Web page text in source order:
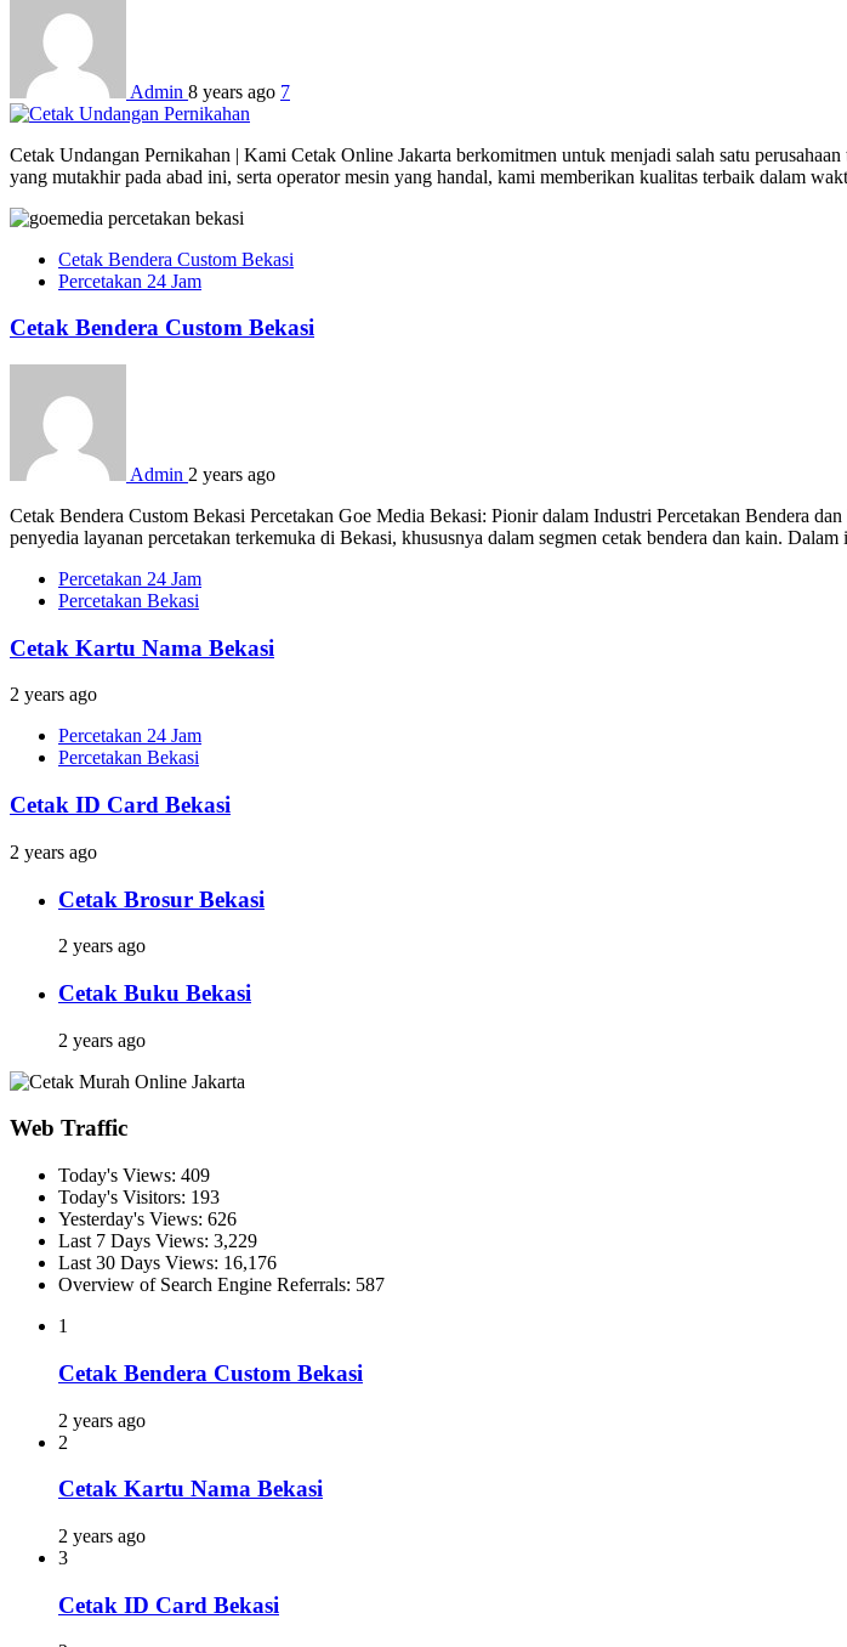
Admin 8 years ago 7
Cetak Undangan Pernikahan | Kami Cetak Online Jakarta berkomitmen untuk menjadi salah satu
yang mutakhir pada abad ini, serta operator mesin yang handal, kami memberikan kualitas terbaik dalam
Cetak Bendera Custom Bekasi
Percetakan 24 Jam
Cetak Bendera Custom Bekasi
Admin 2 years ago
Cetak Bendera Custom Bekasi Percetakan Goe Media Bekasi: Pionir dalam Industri Percetakan Bendera
penyedia layanan percetakan terkemuka di Bekasi, khususnya dalam segmen cetak bendera dan kain.
Percetakan 24 Jam
Percetakan Bekasi
Cetak Kartu Nama Bekasi
2 years ago
Percetakan 24 Jam
Percetakan Bekasi
Cetak ID Card Bekasi
2 years ago
Cetak Brosur Bekasi
2 years ago
Cetak Buku Bekasi
2 years ago
Web Traffic
Today's Views: 409
Today's Visitors: 193
Yesterday's Views: 626
Last 7 Days Views: 3,229
Last 30 Days Views: 16,176
Overview of Search Engine Referrals: 587
1
Cetak Bendera Custom Bekasi
2 years ago
2
Cetak Kartu Nama Bekasi
2 years ago
3
Cetak ID Card Bekasi